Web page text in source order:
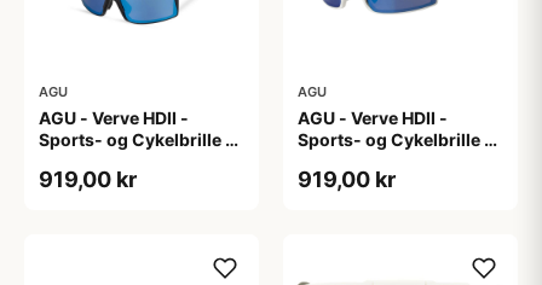
AGU
AGU - Verve HDII -
Sports- og Cykelbrille -
919,00 kr
AGU
AGU - Verve HDII -
Sports- og Cykelbrille -
919,00 kr